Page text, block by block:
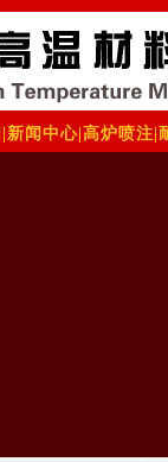
新闻中心 高炉喷注